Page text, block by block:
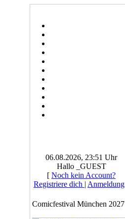
06.08.2026, 23:51 Uhr
Hallo _GUEST
[ Noch kein Account?
Registriere dich | Anmeldung
Comicfestival München 2027